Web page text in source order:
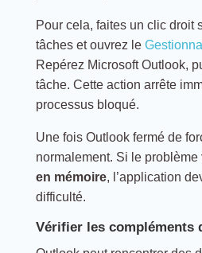
Pour cela, faites un clic droit
tâches et ouvrez le
Repérez Microsoft Outlook,
tâche. Cette action arrête
processus bloqué.
Une fois Outlook fermé de
normalement. Si le problème
en mémoire, l’application
difficulté.
Vérifier les compléments